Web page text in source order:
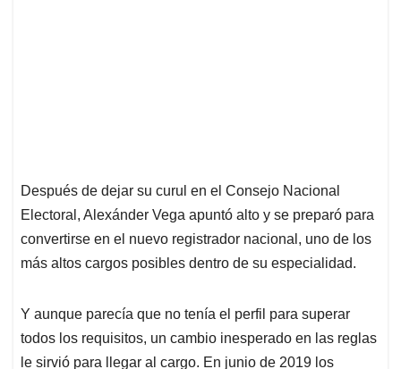
Después de dejar su curul en el Consejo Nacional
Electoral, Alexánder Vega apuntó alto y se preparó para
convertirse en el nuevo registrador nacional, uno de los
más altos cargos posibles dentro de su especialidad.
Y aunque parecía que no tenía el perfil para superar
todos los requisitos, un cambio inesperado en las reglas
le sirvió para llegar al cargo. En junio de 2019 los